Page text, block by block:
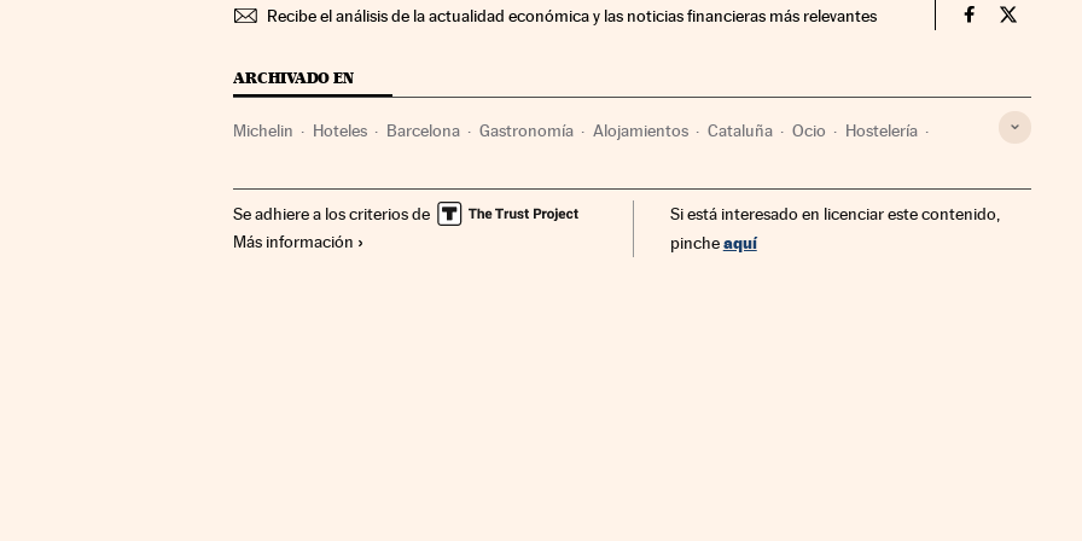
Recibe el análisis de la actualidad económica y las noticias financieras más relevantes Fortunas
ARCHIVADO EN
Michelin Hoteles Barcelona Gastronomía Alojamientos Cataluña Ocio Hostelería
Se adhiere a los criterios de
Más información
Si está interesado en licenciar este contenido,
pincheaquí